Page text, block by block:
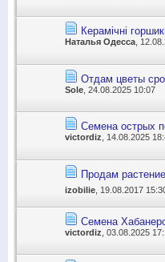
Керамічні
Наталья Одесса ,
Отдам цветы
Sole , 24.08.2025 10:07
Семена острых
victordiz , 14.08.2025
Продам
izobilie , 19.08.2017
Семена
victordiz , 03.08.2025